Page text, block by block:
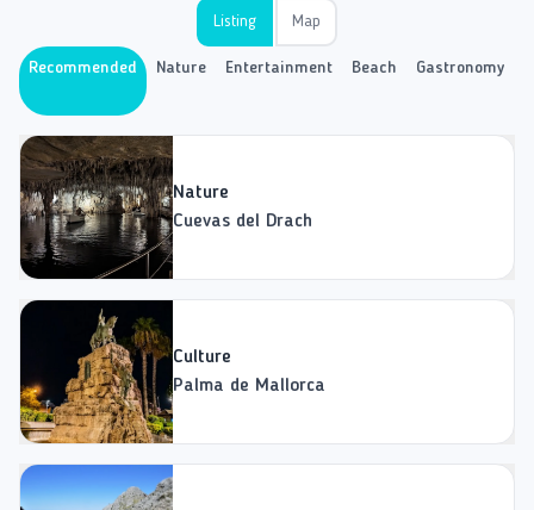
Listing Map
Recommended Nature Entertainment Beach Gastronomy
Nature
Cuevas del Drach
Culture
Palma de Mallorca